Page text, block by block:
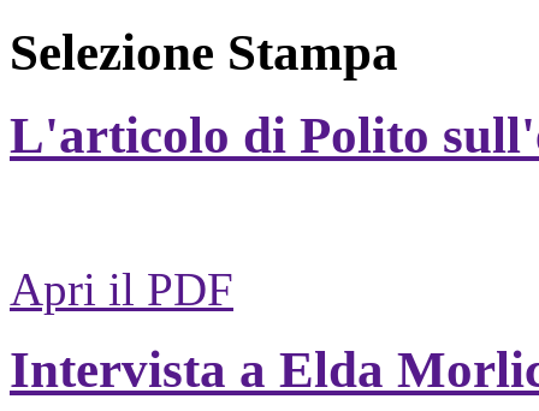
Selezione Stampa
L'articolo di Polito
Apri il PDF
Intervista a Elda